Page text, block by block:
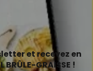
et recevez en
BRÛLE-GRAISSE !